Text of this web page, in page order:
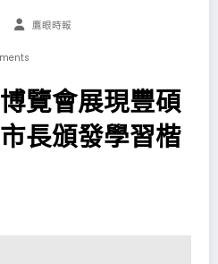
鷹眼時報
覽會展現豐碩
長頒發學習楷